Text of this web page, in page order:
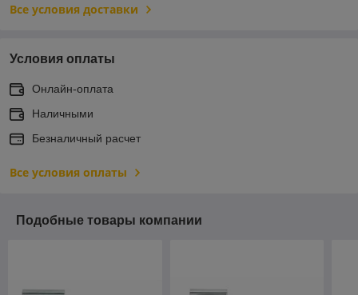
Все условия доставки
Условия оплаты
Онлайн-оплата
Наличными
Безналичный расчет
Все условия оплаты
Подобные товары компании